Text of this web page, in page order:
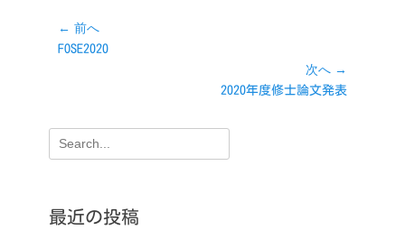
投
稿
ー
ン
← 前へ
前
FOSE2020
次へ →
投
稿:
2020年度修士論文発表
検
索:
最近の投稿